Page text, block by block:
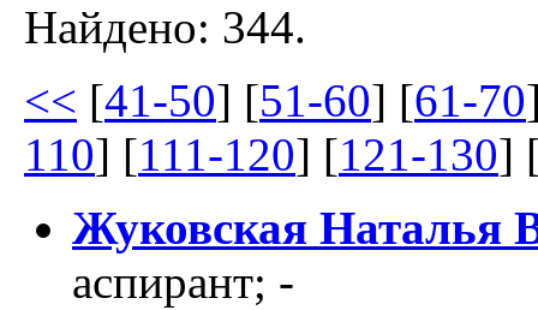
Найдено: 344.
<< [41-50] [51-60] [61-70
110] [111-120] [121-130]
Жуковская Наталья
аспирант; -